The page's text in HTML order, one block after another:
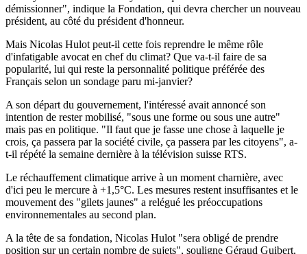
démissionner", indique la Fondation, qui devra chercher un nouveau
président, au côté du président d'honneur.
Mais Nicolas Hulot peut-il cette fois reprendre le même rôle
d'infatigable avocat en chef du climat? Que va-t-il faire de sa
popularité, lui qui reste la personnalité politique préférée des
Français selon un sondage paru mi-janvier?
A son départ du gouvernement, l'intéressé avait annoncé son
intention de rester mobilisé, "sous une forme ou sous une autre"
mais pas en politique. "Il faut que je fasse une chose à laquelle je
crois, ça passera par la société civile, ça passera par les citoyens", a-
t-il répété la semaine dernière à la télévision suisse RTS.
Le réchauffement climatique arrive à un moment charnière, avec
d'ici peu le mercure à +1,5°C. Les mesures restent insuffisantes et le
mouvement des "gilets jaunes" a relégué les préoccupations
environnementales au second plan.
A la tête de sa fondation, Nicolas Hulot "sera obligé de prendre
position sur un certain nombre de sujets", souligne Géraud Guibert,